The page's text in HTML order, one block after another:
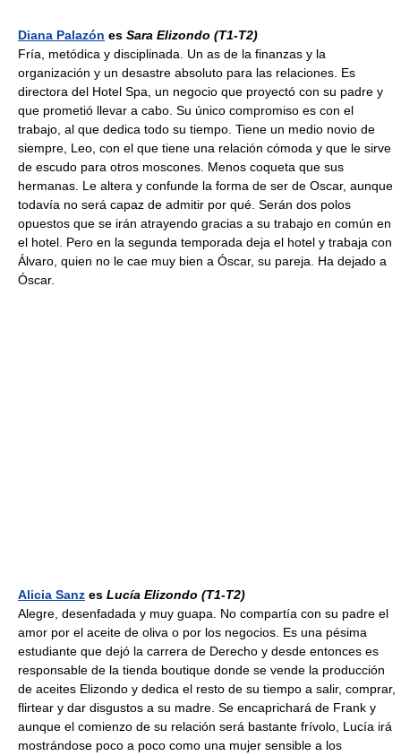
Diana Palazón es Sara Elizondo (T1-T2)
Fría, metódica y disciplinada. Un as de la finanzas y la
organización y un desastre absoluto para las relaciones. Es
directora del Hotel Spa, un negocio que proyectó con su padre y
que prometió llevar a cabo. Su único compromiso es con el
trabajo, al que dedica todo su tiempo. Tiene un medio novio de
siempre, Leo, con el que tiene una relación cómoda y que le sirve
de escudo para otros moscones. Menos coqueta que sus
hermanas. Le altera y confunde la forma de ser de Oscar, aunque
todavía no será capaz de admitir por qué. Serán dos polos
opuestos que se irán atrayendo gracias a su trabajo en común en
el hotel. Pero en la segunda temporada deja el hotel y trabaja con
Álvaro, quien no le cae muy bien a Óscar, su pareja. Ha dejado a
Óscar.
Alicia Sanz es Lucía Elizondo (T1-T2)
Alegre, desenfadada y muy guapa. No compartía con su padre el
amor por el aceite de oliva o por los negocios. Es una pésima
estudiante que dejó la carrera de Derecho y desde entonces es
responsable de la tienda boutique donde se vende la producción
de aceites Elizondo y dedica el resto de su tiempo a salir, comprar,
flirtear y dar disgustos a su madre. Se encaprichará de Frank y
aunque el comienzo de su relación será bastante frívolo, Lucía irá
mostrándose poco a poco como una mujer sensible a los